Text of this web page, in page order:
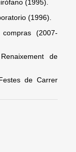
(1995).
(1996).
(2007-
de
de Carrer